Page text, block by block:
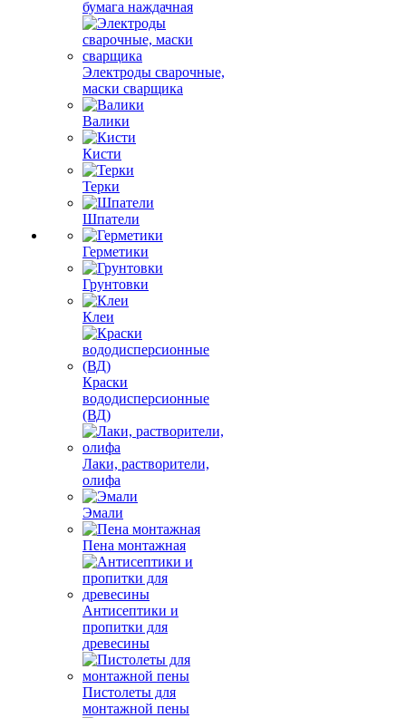
бумага наждачная
Электроды сварочные,
маски сварщика
Валики
Кисти
Терки
Шпатели
Герметики
Грунтовки
Клеи
Краски
вододисперсионные
(ВД)
Лаки, растворители,
олифа
Эмали
Пена монтажная
Антисептики и
пропитки для
древесины
Пистолеты для
монтажной пены